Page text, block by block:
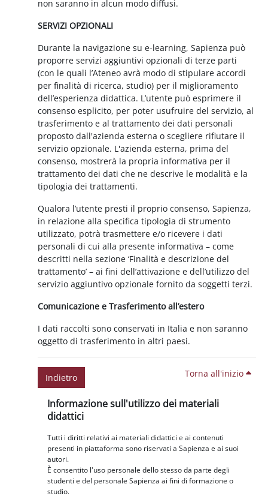
non saranno in alcun modo diffusi.
SERVIZI OPZIONALI
Durante la navigazione su e-learning, Sapienza può
proporre servizi aggiuntivi opzionali di terze parti
(con le quali l’Ateneo avrà modo di stipulare accordi
per finalità di ricerca, studio) per il miglioramento
dell’esperienza didattica. L’utente può esprimere il
consenso esplicito, per poter usufruire del servizio, al
trasferimento e al trattamento dei dati personali
proposto dall'azienda esterna o scegliere rifiutare il
servizio opzionale. L'azienda esterna, prima del
consenso, mostrerà la propria informativa per il
trattamento dei dati che ne descrive le modalità e la
tipologia dei trattamenti.
Qualora l’utente presti il proprio consenso, Sapienza,
in relazione alla specifica tipologia di strumento
utilizzato, potrà trasmettere e/o ricevere i dati
personali di cui alla presente informativa – come
descritti nella sezione ‘Finalità e descrizione del
trattamento’ – ai fini dell’attivazione e dell’utilizzo del
servizio aggiuntivo opzionale fornito da soggetti terzi.
Comunicazione e Trasferimento all’estero
I dati raccolti sono conservati in Italia e non saranno
oggetto di trasferimento in altri paesi.
Indietro Torna all'inizio
Blocchi
Informazione sull'utilizzo dei materiali
didattici
Tutti i diritti relativi ai materiali didattici e ai contenuti
presenti in piattaforma sono riservati a Sapienza e ai suoi
autori.
È consentito l'uso personale dello stesso da parte degli
studenti e del personale Sapienza ai fini di formazione o
studio.